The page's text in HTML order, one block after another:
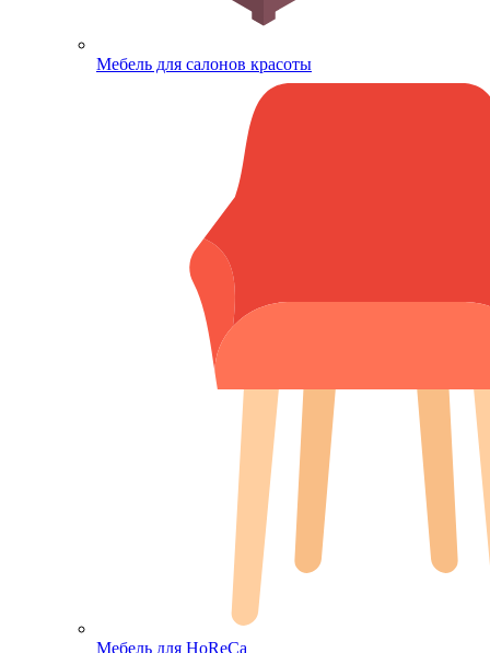
Мебель для салонов красоты
Мебель для HoReCa